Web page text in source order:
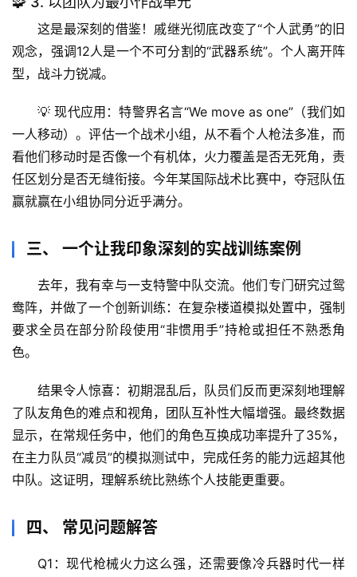
历
案
宇
宙
文
活
科
学
技
前
沿
心
驿
这是最深刻的借鉴！戚继光彻底改变了“个人武勇”的旧
观念，强调12人是一个不可分割的“武器系统”。个人离开阵
型，战斗力锐减。
💡 现代应用 ：特警界名言“We move as one”（我们如
一人移动）。评估一个战术小组，从不看个人枪法多准，而
看他们移动时是否像一个有机体，火力覆盖是否无死角，责
任区划分是否无缝衔接。今年某国际战术比赛中，夺冠队伍
赢就赢在小组协同分近乎满分。
三、 一个让我印象深刻的实战训练案例
去年，我有幸与一支特警中队交流。他们专门研究过鸳
鸯阵，并做了一个创新训练：在复杂楼道模拟处置中， 强制
要求全员在部分阶段使用“非惯用手”持枪或担任不熟悉角
色。
结果令人惊喜 ：初期混乱后，队员们反而更深刻地理解
了队友角色的难点和视角，团队互补性大幅增强。最终数据
显示，在常规任务中，他们的角色互换成功率提升了35%，
在主力队员“减员”的模拟测试中，完成任务的能力远超其他
中队。这证明，理解系统比熟练个人技能更重要。
四、 常见问题解答
Q1：现代枪械火力这么强，还需要像冷兵器时代一样